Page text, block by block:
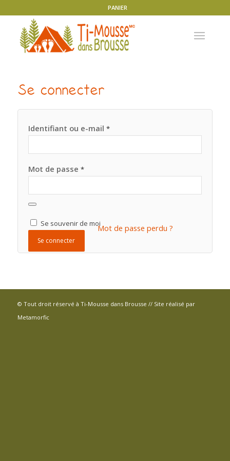
PANIER
Se connecter
Identifiant ou e-mail *
Mot de passe *
Se souvenir de moi
Se connecter
Mot de passe perdu ?
© Tout droit réservé à Ti-Mousse dans Brousse // Site réalisé par
Metamorfic